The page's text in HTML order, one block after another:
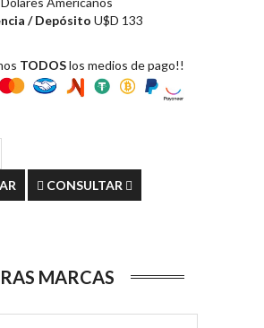
/ Depósito U$D 133
TODOSlos medios de pago!!
CONSULTAR
MARCAS